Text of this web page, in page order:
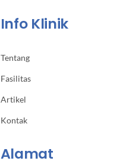
Info Klinik
Tentang
Fasilitas
Artikel
Kontak
Alamat